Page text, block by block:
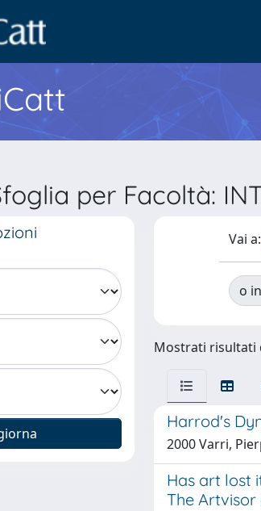
per Facoltà:
Vai a:
o
Mostrati risultati
Harrod's
2000 Varri,
Has art lost
The Artvisor